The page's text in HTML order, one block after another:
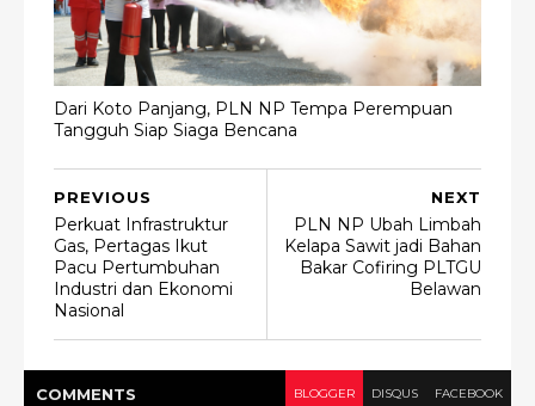
Dari Koto Panjang, PLN NP Tempa Perempuan
Tangguh Siap Siaga Bencana
NEXT
PLN NP Ubah Limbah
Kelapa Sawit jadi Bahan
Bakar Cofiring PLTGU
Belawan
PREVIOUS
Perkuat Infrastruktur
Gas, Pertagas Ikut
Pacu Pertumbuhan
Industri dan Ekonomi
Nasional
COMMENTS BLOGGER DISQUS FACEBOOK